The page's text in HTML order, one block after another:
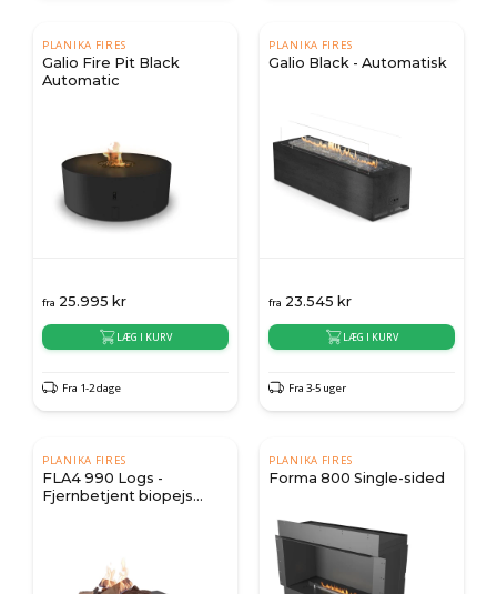
PLANIKA FIRES
Galio Fire Pit Black
Automatic
fra 25.995 kr
LÆG I KURV
Fra 1-2 dage
PLANIKA FIRES
Galio Black - Automatisk
fra 23.545 kr
LÆG I KURV
Fra 3-5 uger
PLANIKA FIRES
FLA4 990 Logs -
Fjernbetjent biopejs
PLANIKA FIRES
Forma 800 Single-sided